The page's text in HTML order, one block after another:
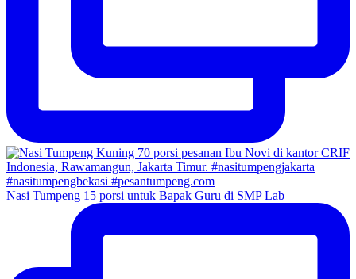
Nasi Tumpeng 15 porsi untuk Bapak Guru di SMP Lab